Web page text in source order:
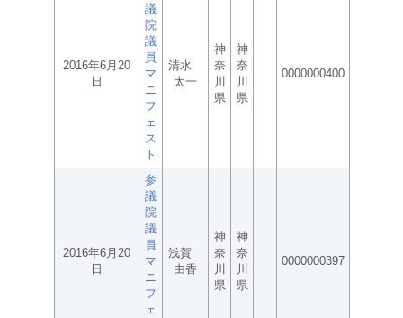
2016年6月20
日
議
院
議
員
マ
ニ
フ
ェ
ス
ト
清水
太一
神
奈
川
県
神
奈
川
県
0000000400
2016年6月20
日
参
議
院
議
員
マ
ニ
フ
ェ
浅賀
由香
神
奈
川
県
神
奈
川
県
0000000397